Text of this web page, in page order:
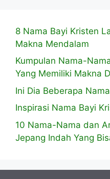
8 Nama Bayi Kristen
Makna Mendalam
Kumpulan Nama-
Yang Memiliki Makna
Ini Dia Beberapa
Inspirasi Nama Bayi
10 Nama-Nama dan
Jepang Indah Yang